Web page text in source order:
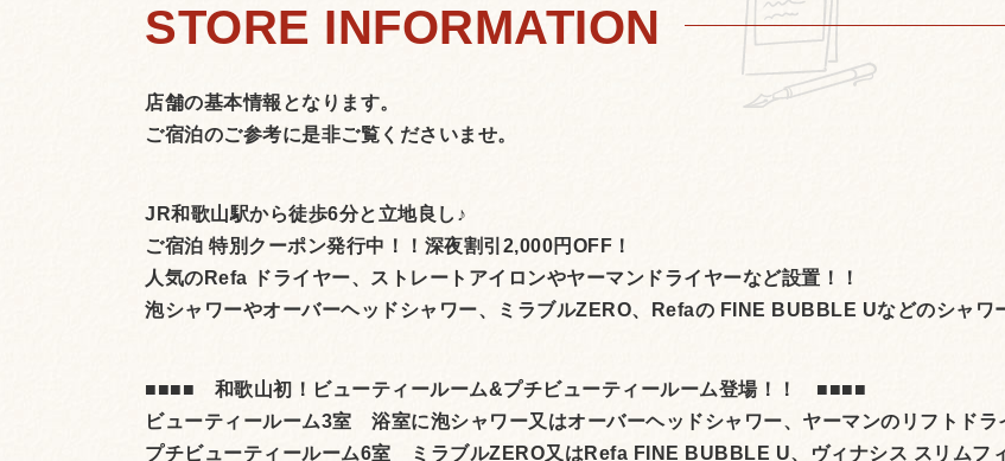
店舗の基本情報となります。
ご宿泊のご参考に是非ご覧くださいませ。
JR和歌山駅から徒歩6分と立地良し♪
ご宿泊 特別クーポン発行中！！深夜割引2,000円OFF！
人気のRefa ドライヤー、ストレートアイロンやヤーマンドライヤーなど設置！！
泡シャワーやオーバーヘッドシャワー、ミラブルZERO、Refaの FINE BUBBLE Uなどのシャワ
■■■■ 和歌山初！ビューティールーム&プチビューティールーム登場！！ ■■■■
ビューティールーム3室 浴室に泡シャワー又はオーバーヘッドシャワー、ヤーマンのリフトド
プチビューティールーム6室 ミラブルZERO又はRefa FINE BUBBLE U、ヴィナシス スリムフ